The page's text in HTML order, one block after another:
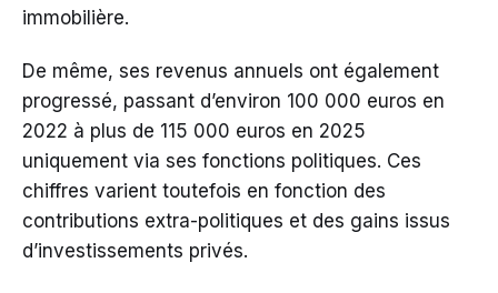
immobilière.
De même, ses revenus annuels ont également
progressé, passant d’environ 100 000 euros en
2022 à plus de 115 000 euros en 2025
uniquement via ses fonctions politiques. Ces
chiffres varient toutefois en fonction des
contributions extra-politiques et des gains issus
d’investissements privés.